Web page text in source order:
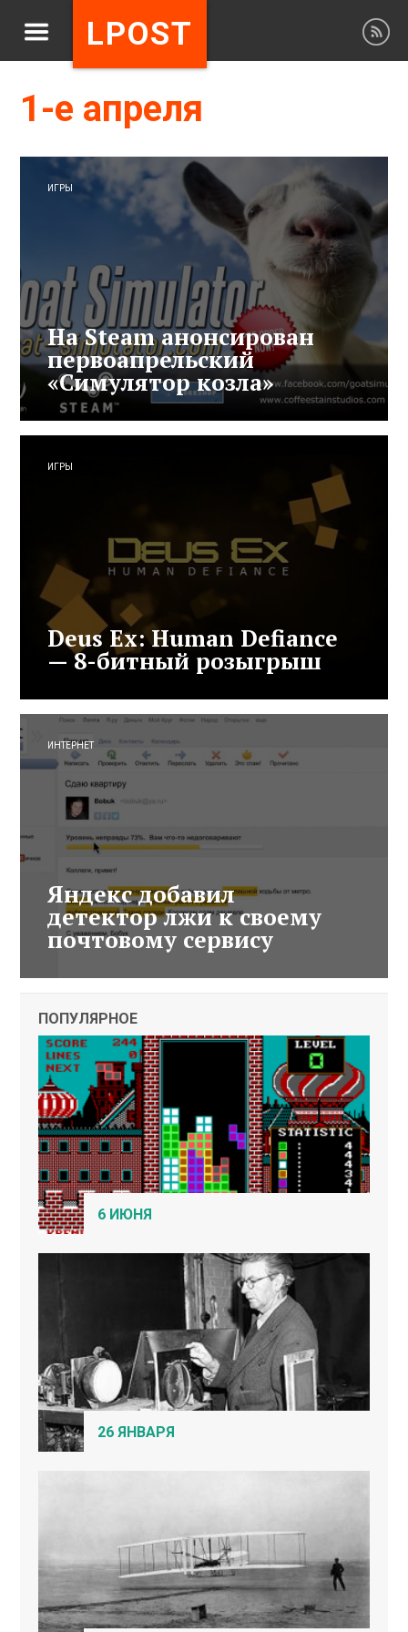
LPOST
1-е апреля
ИГРЫ
На Steam анонсирован
первоапрельский
«Симулятор козла»
ИГРЫ
Deus Ex: Human Defiance
— 8-битный розыгрыш
ИНТЕРНЕТ
Яндекс добавил
детектор лжи к своему
почтовому сервису
ПОПУЛЯРНОЕ
6 ИЮНЯ
26 ЯНВАРЯ